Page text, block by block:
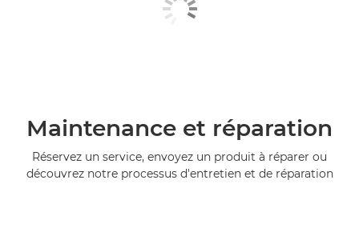
Maintenance et réparation
Réservez un service, envoyez un produit à réparer ou
découvrez notre processus d'entretien et de réparation